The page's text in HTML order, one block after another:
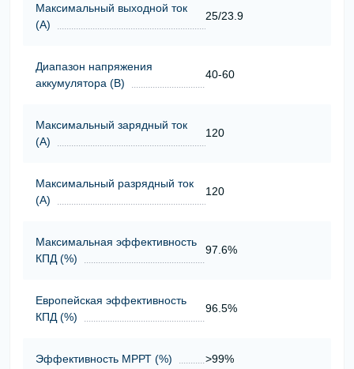
Максимальный выходной ток
(А)
25/23.9
Диапазон напряжения
аккумулятора (В)
40-60
Максимальный зарядный ток
(А)
120
Максимальный разрядный ток
(А)
120
Максимальная эффективность
КПД (%)
97.6%
Европейская эффективность
КПД (%)
96.5%
Эффективность МРРТ (%) >99%